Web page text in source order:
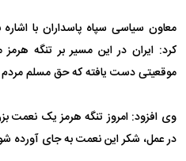
معاون سیاسی سپاه پاسداران با
موقعیتی دست یافته که حق مسلم
وی افزود: امروز تنگه هرمز یک نعمت
در عمل، شکر این نعمت به جای آورده